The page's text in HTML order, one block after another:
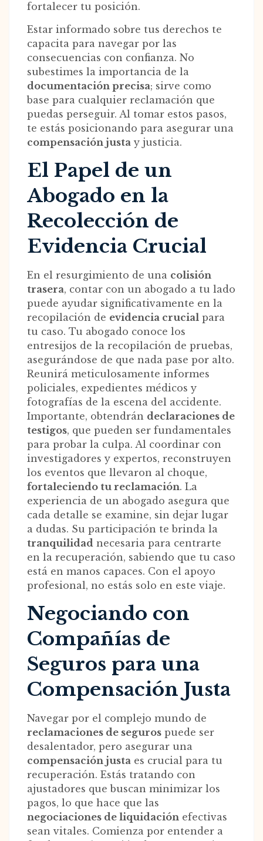
fortalecer tu posición.
Estar informado sobre tus derechos te
capacita para navegar por las
consecuencias con confianza. No
subestimes la importancia de la
documentación precisa; sirve como
base para cualquier reclamación que
puedas perseguir. Al tomar estos pasos,
te estás posicionando para asegurar una
compensación justa y justicia.
El Papel de un
Abogado en la
Recolección de
Evidencia Crucial
En el resurgimiento de una colisión
trasera, contar con un abogado a tu lado
puede ayudar significativamente en la
recopilación de evidencia crucial para
tu caso. Tu abogado conoce los
entresijos de la recopilación de pruebas,
asegurándose de que nada pase por alto.
Reunirá meticulosamente informes
policiales, expedientes médicos y
fotografías de la escena del accidente.
Importante, obtendrán declaraciones de
testigos, que pueden ser fundamentales
para probar la culpa. Al coordinar con
investigadores y expertos, reconstruyen
los eventos que llevaron al choque,
fortaleciendo tu reclamación. La
experiencia de un abogado asegura que
cada detalle se examine, sin dejar lugar
a dudas. Su participación te brinda la
tranquilidad necesaria para centrarte
en la recuperación, sabiendo que tu caso
está en manos capaces. Con el apoyo
profesional, no estás solo en este viaje.
Negociando con
Compañías de
Seguros para una
Compensación Justa
Navegar por el complejo mundo de
reclamaciones de seguros puede ser
desalentador, pero asegurar una
compensación justa es crucial para tu
recuperación. Estás tratando con
ajustadores que buscan minimizar los
pagos, lo que hace que las
negociaciones de liquidación efectivas
sean vitales. Comienza por entender a